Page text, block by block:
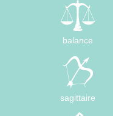
balance
sagittaire